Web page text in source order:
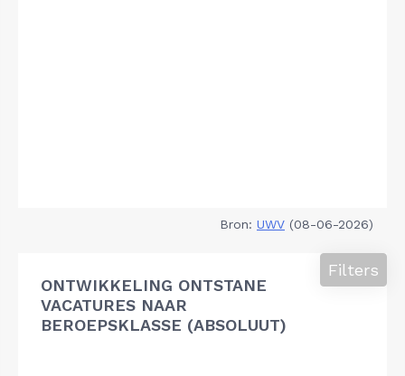
Bron: UWV (08-06-2026)
ONTWIKKELING ONTSTANE
VACATURES NAAR
BEROEPSKLASSE (ABSOLUUT)
Filters